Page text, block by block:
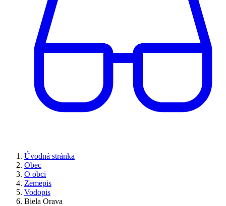
Úvodná stránka
Obec
O obci
Zemepis
Vodopis
Biela Orava